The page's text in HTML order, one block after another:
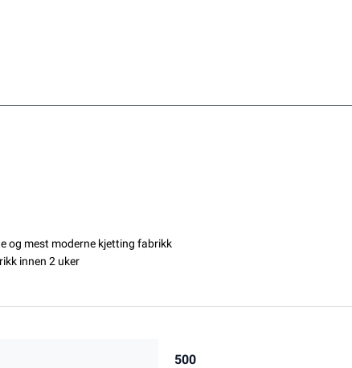
og mest moderne kjetting fabrikk
innen 2 uker
500